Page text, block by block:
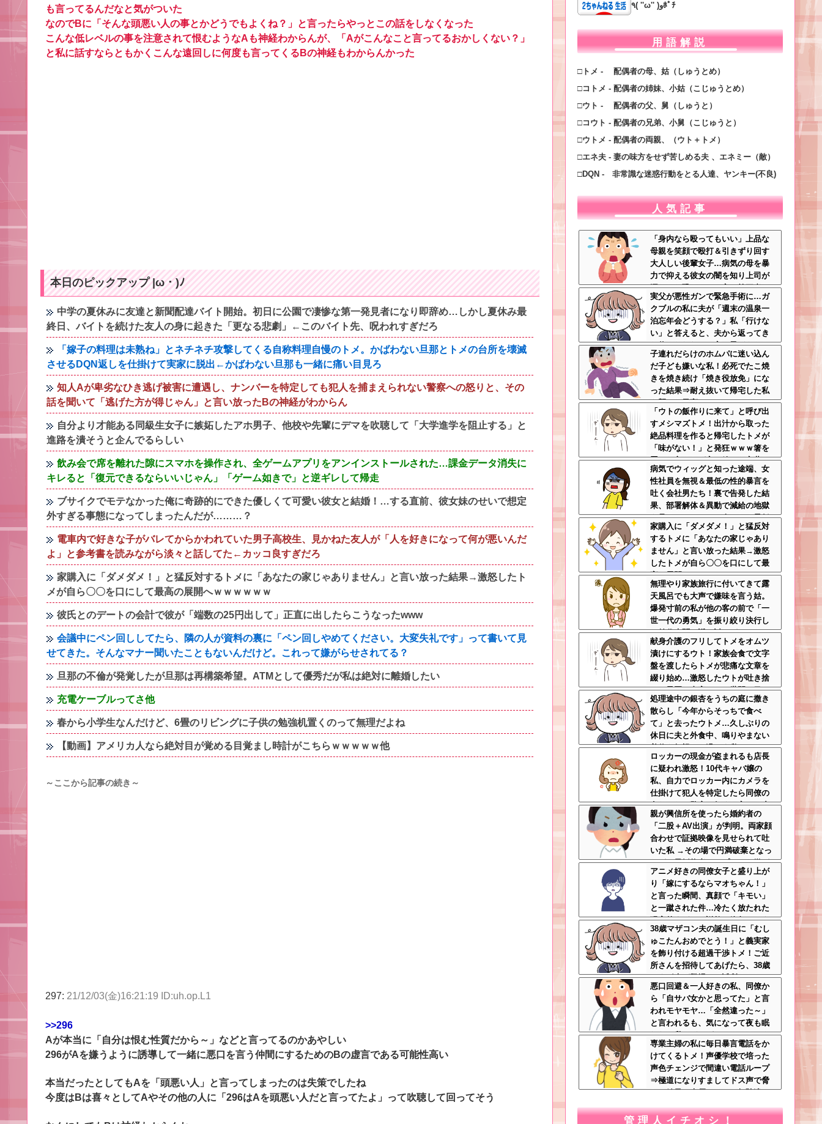
も言ってるんだなと気がついた
なのでBに「そんな頭悪い人の事とかどうでもよくね？」と言ったらやっとこの話をしなくなった
こんな低レベルの事を注意されて恨むようなAも神経わからんが、「Aがこんなこと言ってるおかしくない？」
と私に話すならともかくこんな遠回しに何度も言ってくるBの神経もわからんかった
本日のピックアップ |ω・)ﾉ
中学の夏休みに友達と新聞配達バイト開始。初日に公園で凄惨な第一発見者になり即辞め…しかし夏休み最
終日、バイトを続けた友人の身に起きた「更なる悲劇」←このバイト先、呪われすぎだろ
「嫁子の料理は未熟ね」とネチネチ攻撃してくる自称料理自慢のトメ。かばわない旦那とトメの台所を壊滅
させるDQN返しを仕掛けて実家に脱出←かばわない旦那も一緒に痛い目見ろ
知人Aが卑劣なひき逃げ被害に遭遇し、ナンバーを特定しても犯人を捕まえられない警察への怒りと、その
話を聞いて「逃げた方が得じゃん」と言い放ったBの神経がわからん
自分より才能ある同級生女子に嫉妬したアホ男子、他校や先輩にデマを吹聴して「大学進学を阻止する」と
進路を潰そうと企んでるらしい
飲み会で席を離れた隙にスマホを操作され、全ゲームアプリをアンインストールされた…課金データ消失に
キレると「復元できるならいいじゃん」「ゲーム如きで」と逆ギレして帰走
ブサイクでモテなかった俺に奇跡的にできた優しくて可愛い彼女と結婚！…する直前、彼女妹のせいで想定
外すぎる事態になってしまったんだが………？
電車内で好きな子がバレてからかわれていた男子高校生、見かねた友人が「人を好きになって何が悪いんだ
よ」と参考書を読みながら淡々と話してた←カッコ良すぎだろ
家購入に「ダメダメ！」と猛反対するトメに「あなたの家じゃありません」と言い放った結果→激怒したト
メが自ら〇〇を口にして最高の展開へｗｗｗｗｗｗ
彼氏とのデートの会計で彼が「端数の25円出して」正直に出したらこうなったwww
会議中にペン回ししてたら、隣の人が資料の裏に「ペン回しやめてください。大変失礼です」って書いて見
せてきた。そんなマナー聞いたこともないんだけど。これって嫌がらせされてる？
旦那の不倫が発覚したが旦那は再構築希望。ATMとして優秀だが私は絶対に離婚したい
充電ケーブルってさ他
春から小学生なんだけど、6畳のリビングに子供の勉強机置くのって無理だよね
【動画】アメリカ人なら絶対目が覚める目覚まし時計がこちらｗｗｗｗｗ他
～ここから記事の続き～
297: 21/12/03(金)16:21:19 ID:uh.op.L1
>>296
Aが本当に「自分は恨む性質だから～」などと言ってるのかあやしい
296がAを嫌うように誘導して一緒に悪口を言う仲間にするためのBの虚言である可能性高い
本当だったとしてもAを「頭悪い人」と言ってしまったのは失策でしたね
今度はBは喜々としてAやその他の人に「296はAを頭悪い人だと言ってたよ」って吹聴して回ってそう
٩( ''ω'' )وﾎﾟﾁ
用語解説
□トメ - 配偶者の母、姑（しゅうとめ）
□コトメ - 配偶者の姉妹、小姑（こじゅうとめ）
□ウト - 配偶者の父、舅（しゅうと）
□コウト - 配偶者の兄弟、小舅（こじゅうと）
□ウトメ - 配偶者の両親、（ウト＋トメ）
□エネ夫 - 妻の味方をせず苦しめる夫 、エネミー（敵）
□DQN - 非常識な迷惑行動をとる人達、ヤンキー(不良)
人気記事
「身内なら殴ってもいい」上品な
母親を笑顔で殴打＆引きずり回す
大人しい後輩女子…病気の母を暴
力で抑える彼女の闇を知り上司が
漏らした恐ろしい一言←第三者の
介入が必要だろ
実父が悪性ガンで緊急手術に…ガ
クブルの私に夫が「週末の温泉一
泊忘年会どうする？」私「行けな
い」と答えると、夫から返ってき
た信じられない一言←子どもたち
の方が何倍も常識的で泣ける
子連れだらけのホムパに迷い込ん
だ子ども嫌いな私！必死でたこ焼
きを焼き続け「焼き役放免」にな
った結果⇒耐え抜いて帰宅した私
を襲った異変ｗｗｗ←ストレスで3
7.5度の熱が出るのは凄まじい
「ウトの飯作りに来て」と呼び出
すメシマズトメ！出汁から取った
絶品料理を作ると帰宅したトメが
「味がない！」と発狂ｗｗｗ箸を
置いた良ウトが言い放った言葉と
は←良ウトさんの神対応にスカッ
とする
病気でウィッグと知った途端、女
性社員を無視＆最低の性的暴言を
吐く会社男たち！裏で告発した結
果、部署解体＆異動で減給の地獄
を見ることにｗｗ←人として最低
限の倫理観すら欠如してる
家購入に「ダメダメ！」と猛反対
するトメに「あなたの家じゃあり
ません」と言い放った結果→激怒
したトメが自ら〇〇を口にして最
高の展開へｗｗｗｗｗｗ
無理やり家族旅行に付いてきて露
天風呂でも大声で嫌味を言う姑。
爆発寸前の私が他の客の前で「一
世一代の勇気」を振り絞り決行し
た前代未聞の返り討ちがこちら←
身体を張った捨て身の反撃すぎる
献身介護のフリしてトメをオムツ
漬けにするウト！家族会食で文字
盤を渡したらトメが悲痛な文章を
綴り始め…激怒したウトが吐き捨
てた最悪の真実とは←世間の目し
か気にしてない最低旦那だった
処理途中の銀杏をうちの庭に撒き
散らし「今年からそっちで食べ
て」と去ったウトメ…久しぶりの
休日に夫と外食中、鳴りやまない
着信を無視して過ごす私←マナー
モードにして大正解すぎるｗｗｗ
ロッカーの現金が盗まれるも店長
に疑われ激怒！10代キャバ嬢の
私、自力でロッカー内にカメラを
仕掛けて犯人を特定したら同僚の
女だった…警察へ行くと言って止
められ、加害者に泣かれながら大
揉めして・・・
親が興信所を使ったら婚約者の
「二股＋AV出演」が判明。両家顔
合わせで証拠映像を見せられて吐
いた私 →その場で円満破棄となっ
たが、元婚約者カップルから嫌が
らせが始まって・・・
アニメ好きの同僚女子と盛り上が
り「嫁にするならマオちゃん！」
と言った瞬間、真顔で「キモい」
と一蹴された件…冷たく放たれた
現実的すぎるお説教に絶句←オタ
クのノリをリアルで出すとそうな
る
38歳マザコン夫の誕生日に「むし
ゅこたんおめでとう！」と義実家
を飾り付ける超過干渉トメ！ご近
所さんを招待してあげたら、38歳
メタボ夫が登場して近所のおじい
さんが大爆発する事態に
悪口回避＆一人好きの私、同僚か
ら「自サバ女かと思ってた」と言
われモヤモヤ…「全然違った～」
と言われるも、気になって夜も眠
れない私はどこがサバサバ？←ネ
チネチ気にしてる時点で自サバじ
ゃない
専業主婦の私に毎日暴言電話をか
けてくるトメ！声優学校で培った
声色チェンジで間違い電話ループ
⇒極道になりすましてドス声で脅
した結果←声優スキルの無駄遣い
管理人イチオシ！